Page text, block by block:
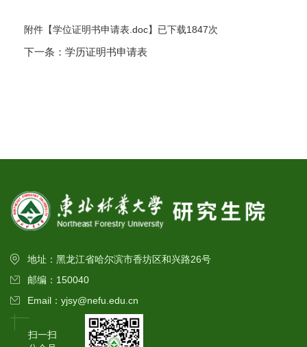
附件【学位证明书申请表.doc】已下载1847次
下一条： 学历证明书申请表
地址：黑龙江省哈尔滨市香坊区和兴路26号
邮编：150040
Email：yjsy@nefu.edu.cn
扫一扫